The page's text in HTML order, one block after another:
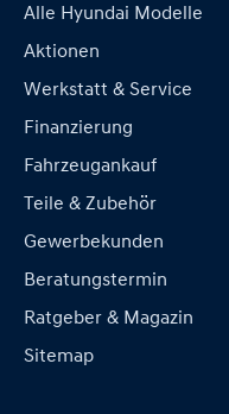
Alle Hyundai Modelle
Aktionen
Werkstatt & Service
Finanzierung
Fahrzeugankauf
Teile & Zubehör
Gewerbekunden
Beratungstermin
Ratgeber & Magazin
Sitemap